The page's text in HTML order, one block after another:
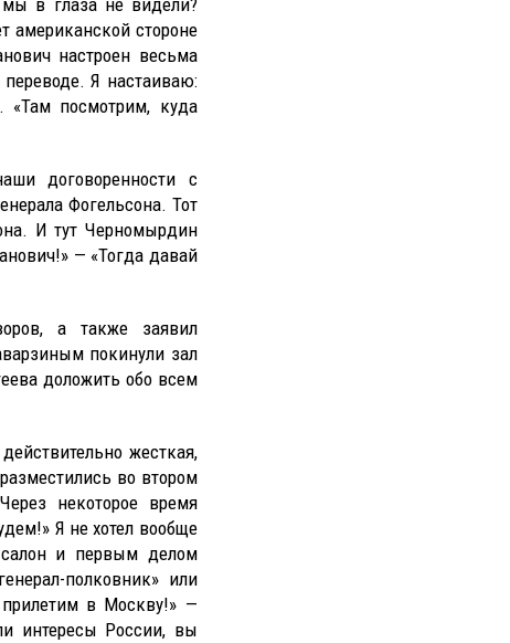
мы в глаза не видели?
американской стороне
настроен весьма
Я настаиваю:
«Там посмотрим, куда
договоренности с
Фогельсона. Тот
И тут Черномырдин
— «Тогда давай
а также заявил
покинули зал
доложить обо всем
жесткая,
во втором
некоторое время
Я не хотел вообще
салон и первым делом
полковник» или
в Москву!» —
интересы России, вы